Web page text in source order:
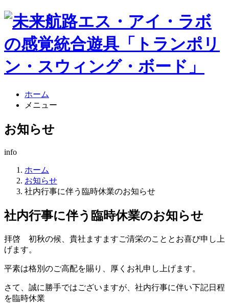
ホーム
メニュー
お知らせ
info
ホーム
お知らせ
社内行事に伴う臨時休業のお知らせ
社内行事に伴う臨時休業のお知らせ
拝啓 初秋の候、貴社ますますご清栄のこととお喜び申し上
げます。
平素は格別のご高配を賜り、厚くお礼申し上げます。
さて、誠に勝手ではございますが、社内行事に伴い下記日程
を臨時休業